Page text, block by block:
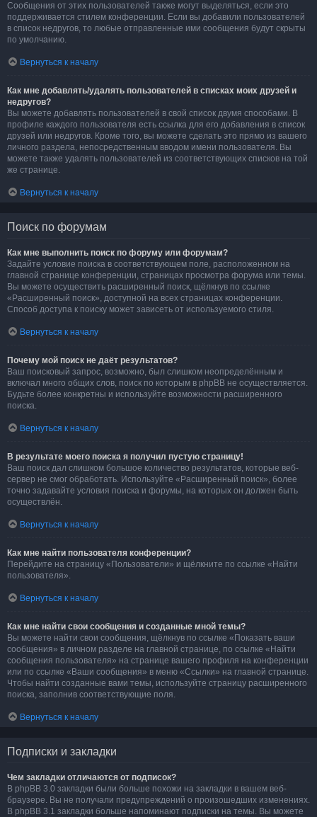
Сообщения от этих пользователей также могут выделяться, если это
поддерживается стилем конференции. Если вы добавили пользователей
в список недругов, то любые отправленные ими сообщения будут скрыты
по умолчанию.
Вернуться к началу
Как мне добавлять/удалять пользователей в списках моих друзей и
недругов?
Вы можете добавлять пользователей в свой список двумя способами. В
профиле каждого пользователя есть ссылка для его добавления в список
друзей или недругов. Кроме того, вы можете сделать это прямо из вашего
личного раздела, непосредственным вводом имени пользователя. Вы
можете также удалять пользователей из соответствующих списков на той
же странице.
Вернуться к началу
Поиск по форумам
Как мне выполнить поиск по форуму или форумам?
Задайте условие поиска в соответствующем поле, расположенном на
главной странице конференции, страницах просмотра форума или темы.
Вы можете осуществить расширенный поиск, щёлкнув по ссылке
«Расширенный поиск», доступной на всех страницах конференции.
Способ доступа к поиску может зависеть от используемого стиля.
Вернуться к началу
Почему мой поиск не даёт результатов?
Ваш поисковый запрос, возможно, был слишком неопределённым и
включал много общих слов, поиск по которым в phpBB не осуществляется.
Будьте более конкретны и используйте возможности расширенного
поиска.
Вернуться к началу
В результате моего поиска я получил пустую страницу!
Ваш поиск дал слишком большое количество результатов, которые веб-
сервер не смог обработать. Используйте «Расширенный поиск», более
точно задавайте условия поиска и форумы, на которых он должен быть
осуществлён.
Вернуться к началу
Как мне найти пользователя конференции?
Перейдите на страницу «Пользователи» и щёлкните по ссылке «Найти
пользователя».
Вернуться к началу
Как мне найти свои сообщения и созданные мной темы?
Вы можете найти свои сообщения, щёлкнув по ссылке «Показать ваши
сообщения» в личном разделе на главной странице, по ссылке «Найти
сообщения пользователя» на странице вашего профиля на конференции
или по ссылке «Ваши сообщения» в меню «Ссылки» на главной странице.
Чтобы найти созданные вами темы, используйте страницу расширенного
поиска, заполнив соответствующие поля.
Вернуться к началу
Подписки и закладки
Чем закладки отличаются от подписок?
В phpBB 3.0 закладки были больше похожи на закладки в вашем веб-
браузере. Вы не получали предупреждений о произошедших изменениях.
В phpBB 3.1 закладки больше напоминают подписки на темы. Вы можете